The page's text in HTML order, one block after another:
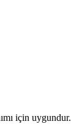
için uygundur.